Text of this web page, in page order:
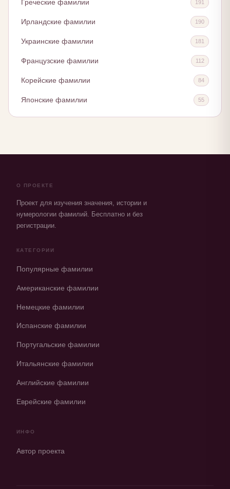
Греческие фамилии 191
Ирландские фамилии 190
Украинские фамилии 181
Французские фамилии 112
Корейские фамилии 84
Японские фамилии 55
О ПРОЕКТЕ
Проект для изучения значения, истории и
нумерологии фамилий. Бесплатно и без
регистрации.
КАТЕГОРИИ
Популярные фамилии
Американские фамилии
Немецкие фамилии
Испанские фамилии
Португальские фамилии
Итальянские фамилии
Английские фамилии
Еврейские фамилии
ИНФО
Автор проекта